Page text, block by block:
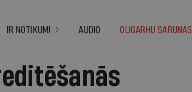
IR NOTIKUMI AUDIO OLIGARHU SARUNAS